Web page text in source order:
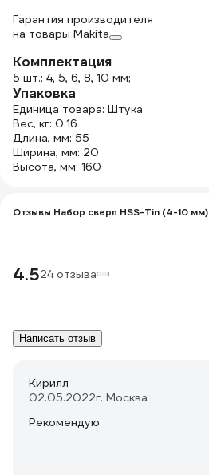
Гарантия производителя
на товары Makita
Комплектация
5 шт.: 4, 5, 6, 8, 10 мм;
Упаковка
Единица товара: Штука
Вес, кг: 0.16
Длина, мм: 55
Ширина, мм: 20
Высота, мм: 160
Отзывы Набор сверл HSS-Tin (4-10
4.524 отзыва
Написать отзыв
Кирилл
02.05.2022г. Москва
Рекомендую